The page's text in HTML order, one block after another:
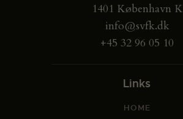
1401 København K
info@svfk.dk
+45 32 96 05 10
Links
HOME